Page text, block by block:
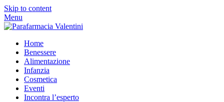
Skip to content
Menu
Home
Benessere
Alimentazione
Infanzia
Cosmetica
Eventi
Incontra l’esperto